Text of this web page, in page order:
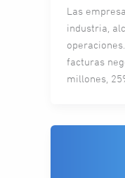
Las
industria,
facturas
millones,